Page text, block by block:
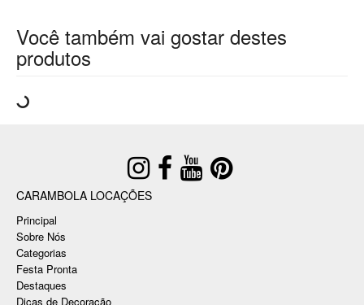
Você também vai gostar destes
produtos
CARAMBOLA LOCAÇÕES
Principal
Sobre Nós
Categorias
Festa Pronta
Destaques
Dicas de Decoração